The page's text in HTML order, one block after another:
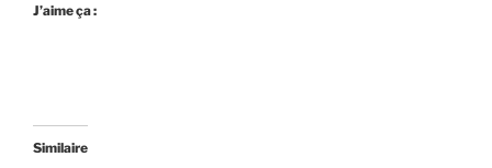
J’aime ça :
Similaire